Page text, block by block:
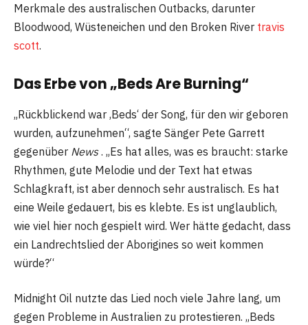
Merkmale des australischen Outbacks, darunter
Bloodwood, Wüsteneichen und den Broken River travis
scott.
Das Erbe von „Beds Are Burning“
„Rückblickend war ‚Beds‘ der Song, für den wir geboren
wurden, aufzunehmen“, sagte Sänger Pete Garrett
gegenüber News. „Es hat alles, was es braucht: starke
Rhythmen, gute Melodie und der Text hat etwas
Schlagkraft, ist aber dennoch sehr australisch. Es hat
eine Weile gedauert, bis es klebte. Es ist unglaublich,
wie viel hier noch gespielt wird. Wer hätte gedacht, dass
ein Landrechtslied der Aborigines so weit kommen
würde?“
Midnight Oil nutzte das Lied noch viele Jahre lang, um
gegen Probleme in Australien zu protestieren. „Beds